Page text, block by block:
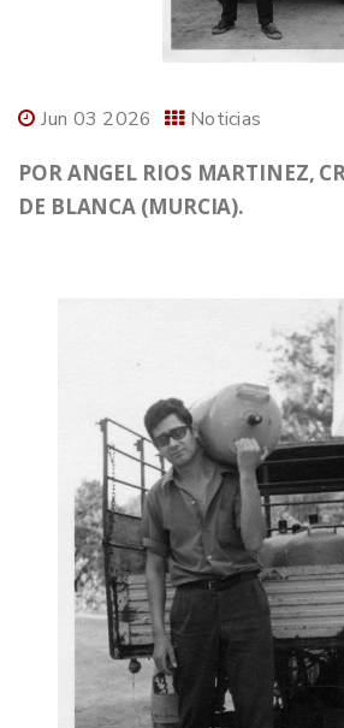
Jun 03 2026 Noticias
POR ANGEL RIOS MARTINEZ,
DE BLANCA (MURCIA).